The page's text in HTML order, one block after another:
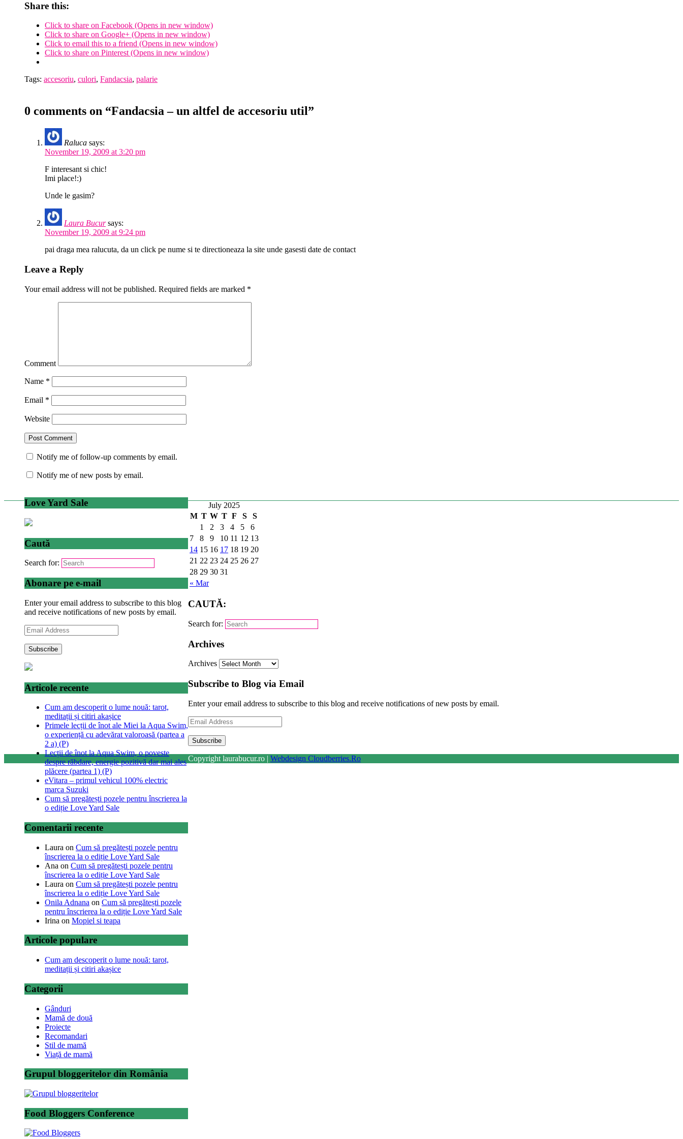
Share this:
Click to share on Facebook (Opens in new window)
Click to share on Google+ (Opens in new window)
Click to email this to a friend (Opens in new window)
Click to share on Pinterest (Opens in new window)
Tags: accesoriu, culori, Fandacsia, palarie
0 comments on “Fandacsia – un altfel de accesoriu util”
Raluca says:
November 19, 2009 at 3:20 pm
F interesant si chic!
Imi place!:)
Unde le gasim?
Laura Bucur says:
November 19, 2009 at 9:24 pm
pai draga mea ralucuta, da un click pe nume si te directioneaza la site unde gasesti date de contact
Leave a Reply
Your email address will not be published. Required fields are marked *
Comment
Name *
Email *
Website
Notify me of follow-up comments by email.
Notify me of new posts by email.
Love Yard Sale
Caută
Search for:
Abonare pe e-mail
Enter your email address to subscribe to this blog
and receive notifications of new posts by email.
Email
Address
Articole recente
Cum am descoperit o lume nouă: tarot,
meditații și citiri akașice
Primele lecții de înot ale Miei la Aqua Swim,
o experiență cu adevărat valoroasă (partea a
2 a) (P)
Lecții de înot la Aqua Swim, o poveste
despre răbdare, energie pozitivă dar mai ales
plăcere (partea 1) (P)
eVitara – primul vehicul 100% electric
marca Suzuki
Cum să pregătești pozele pentru înscrierea la
o ediție Love Yard Sale
Comentarii recente
Laura on Cum să pregătești pozele pentru
înscrierea la o ediție Love Yard Sale
Ana on Cum să pregătești pozele pentru
înscrierea la o ediție Love Yard Sale
Laura on Cum să pregătești pozele pentru
înscrierea la o ediție Love Yard Sale
Onila Adnana on Cum să pregătești pozele
pentru înscrierea la o ediție Love Yard Sale
Irina on Mopiel si teapa
Articole populare
Cum am descoperit o lume nouă: tarot,
meditații și citiri akașice
Categorii
Gânduri
Mamă de două
Proiecte
Recomandari
Stil de mamă
Viață de mamă
Grupul bloggeritelor din România
Food Bloggers Conference
July 2025
M T W T F S S
« Mar
1 2 3 4 5
6
7
8 9 10 11 12 13
14 15 16 17 18 19 20
21 22 23 24 25 26 27
28 29 30 31
CAUTĂ:
Search for:
Archives
Archives
Subscribe to Blog via Email
Enter your email address to subscribe to this blog and receive notifications of new posts by email.
Email
Address
Copyright laurabucur.ro | Webdesign Cloudberries.Ro